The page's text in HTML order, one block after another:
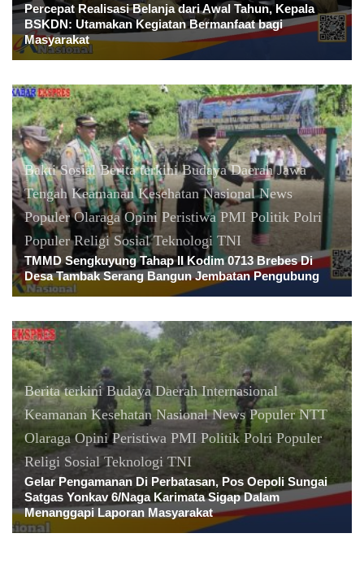
Percepat Realisasi Belanja dari Awal Tahun, Kepala
BSKDN: Utamakan Kegiatan Bermanfaat bagi
Masyarakat
Bakti Sosial Berita terkini Budaya Daerah Jawa
Tengah Keamanan Kesehatan Nasional News
Populer Olaraga Opini Peristiwa PMI Politik Polri
Populer Religi Sosial Teknologi TNI
TMMD Sengkuyung Tahap II Kodim 0713 Brebes Di
Desa Tambak Serang Bangun Jembatan Pengubung
Berita terkini Budaya Daerah Internasional
Keamanan Kesehatan Nasional News Populer NTT
Olaraga Opini Peristiwa PMI Politik Polri Populer
Religi Sosial Teknologi TNI
Gelar Pengamanan Di Perbatasan, Pos Oepoli Sungai
Satgas Yonkav 6/Naga Karimata Sigap Dalam
Menanggapi Laporan Masyarakat